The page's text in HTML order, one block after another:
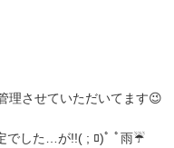
理させていただいてます😉
でした…が!!( ; ﾛ)ﾟ ﾟ雨☔